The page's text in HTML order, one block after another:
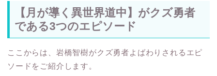
【月が導く異世界道中】がクズ勇者
である3つのエピソード
ここからは、岩橋智樹がクズ勇者よばわりされるエピ
ソードをご紹介します。